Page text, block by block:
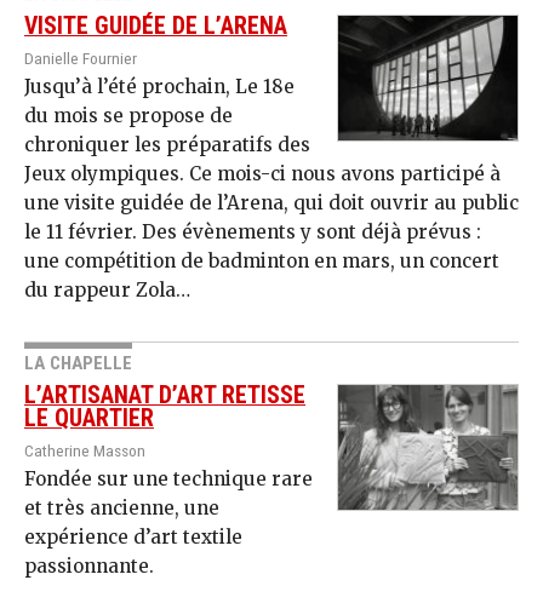
VISITE GUIDÉE DE L’ARENA
Danielle Fournier
Jusqu’à l’été prochain, Le 18e
du mois se propose de
chroniquer les préparatifs des
Jeux olympiques. Ce mois-ci nous avons participé à
une visite guidée de l’Arena, qui doit ouvrir au public
le 11 février. Des évènements y sont déjà prévus :
une compétition de badminton en mars, un concert
du rappeur Zola…
LA CHAPELLE
L’ARTISANAT D’ART RETISSE
LE QUARTIER
Catherine Masson
Fondée sur une technique rare
et très ancienne, une
expérience d’art textile
passionnante.